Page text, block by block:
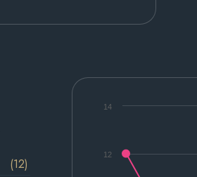
12
14
(12)